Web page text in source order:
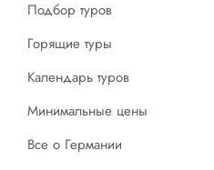
Подбор туров
Горящие туры
Календарь туров
Минимальные цены
Все о Германии